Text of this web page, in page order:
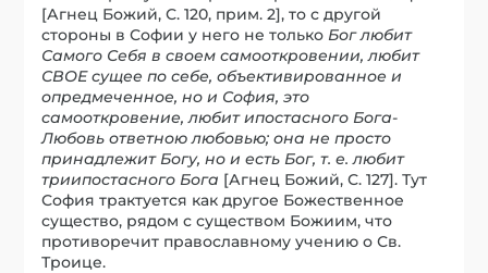
[Агнец Божий, С. 120, прим. 2], то с другой
стороны в Софии у него не только Бог любит
Самого Себя в своем самооткровении, любит
СВОЕ сущее по себе, объективированное и
опредмеченное, но и София, это
самооткровение, любит ипостасного Бога-
Любовь ответною любовью; она не просто
принадлежит Богу, но и есть Бог, т. е. любит
триипостасного Бога [Агнец Божий, С. 127]. Тут
София трактуется как другое Божественное
существо, рядом с существом Божиим, что
противоречит православному учению о Св.
Троице.